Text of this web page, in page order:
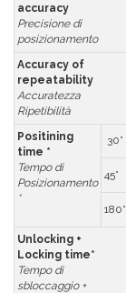
accuracy
Precisione di
posizionamento
Accuracy of
repeatability
Accuratezza
Ripetibilità
Positining
time *
Tempo di
Posizionamento
*
30°
45°
180°
Unlocking +
Locking time*
Tempo di
sbloccaggio +